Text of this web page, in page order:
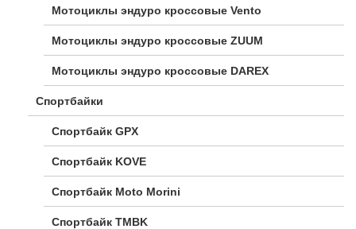
Мотоциклы эндуро кроссовые Vento
Мотоциклы эндуро кроссовые ZUUM
Мотоциклы эндуро кроссовые DAREX
Спортбайки
Спортбайк GPX
Спортбайк KOVE
Спортбайк Moto Morini
Спортбайк TMBK